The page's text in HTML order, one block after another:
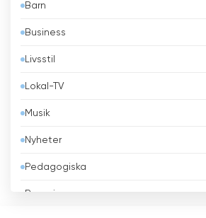
Barbados
Belgien
Belize
Benin
Bhutan
Bolivia
Bosnien och Hercegovina
Barn
Business
Livsstil
Lokal-TV
Musik
Nyheter
Pedagogiska
Regeringen